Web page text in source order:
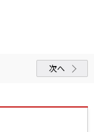
次へ